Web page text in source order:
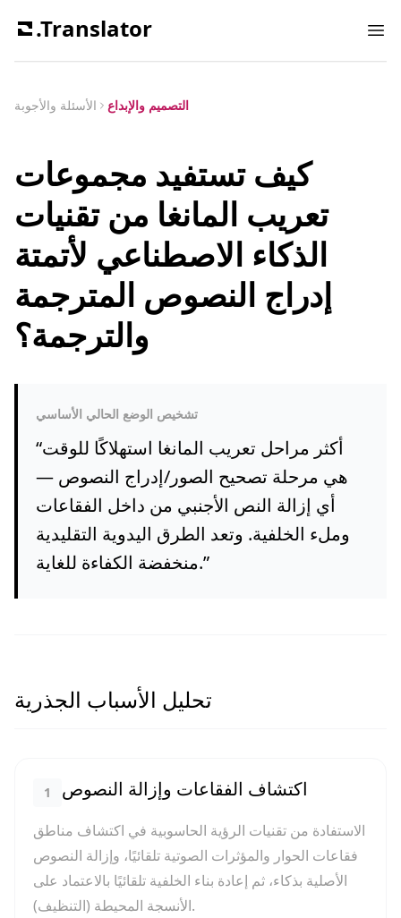
.Translator
الأسئلة والأجوبة التصميم والإبداع
كيف تستفيد مجموعات
تعريب المانغا من تقنيات
الذكاء الاصطناعي لأتمتة
إدراج النصوص المترجمة
والترجمة؟
تشخيص الوضع الحالي الأساسي
“أكثر مراحل تعريب المانغا استهلاكًا للوقت
هي مرحلة تصحيح الصور/إدراج النصوص —
أي إزالة النص الأجنبي من داخل الفقاعات
وملء الخلفية. وتعد الطرق اليدوية التقليدية
منخفضة الكفاءة للغاية.”
تحليل الأسباب الجذرية
1 اكتشاف الفقاعات وإزالة النصوص
الاستفادة من تقنيات الرؤية الحاسوبية في اكتشاف مناطق
فقاعات الحوار والمؤثرات الصوتية تلقائيًا، وإزالة النصوص
الأصلية بذكاء، ثم إعادة بناء الخلفية تلقائيًا بالاعتماد على
الأنسجة المحيطة (التنظيف).